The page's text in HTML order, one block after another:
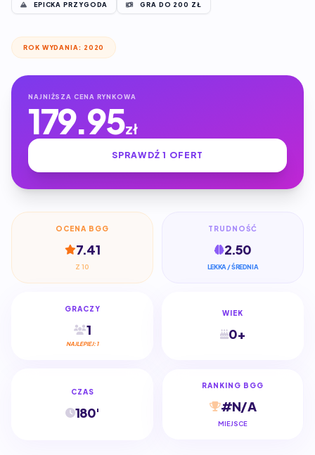
EPICKA PRZYGODA GRA DO 200 ZŁ
ROK WYDANIA: 2020
NAJNIŻSZA CENA RYNKOWA
179.95zł
SPRAWDŹ 1 OFERT
OCENA BGG
7.41
Z 10
TRUDNOŚĆ
2.50
LEKKA / ŚREDNIA
GRACZY
1
NAJLEPIEJ: 1
WIEK
0+
CZAS
180'
RANKING BGG
#N/A
MIEJSCE